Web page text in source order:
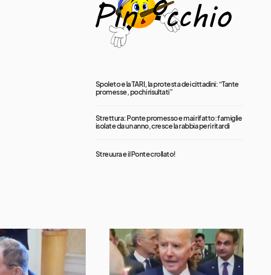
Spoleto e la TARI, la protesta dei cittadini: “Tante
promesse, pochi risultati”
Strettura: Ponte promesso e mai rifatto: famiglie
isolate da un anno, cresce la rabbia per i ritardi
Streuura e il Ponte crollato!